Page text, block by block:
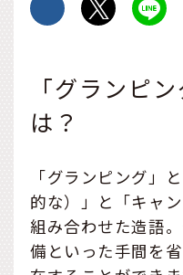
「グランピ
は？
「グランピング」
的な）」と「キャ
組み合わせた造語
備といった手間を